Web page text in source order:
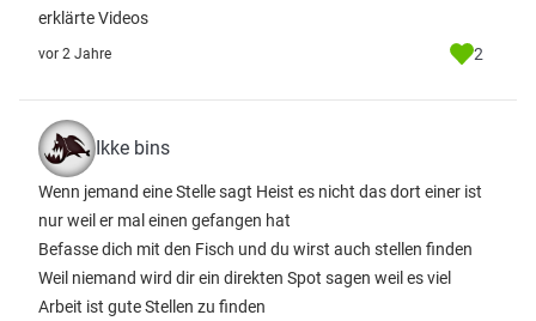
erklärte Videos
vor 2 Jahre 2
Ikke bins
Wenn jemand eine Stelle sagt Heist es nicht das dort einer ist
nur weil er mal einen gefangen hat
Befasse dich mit den Fisch und du wirst auch stellen finden
Weil niemand wird dir ein direkten Spot sagen weil es viel
Arbeit ist gute Stellen zu finden